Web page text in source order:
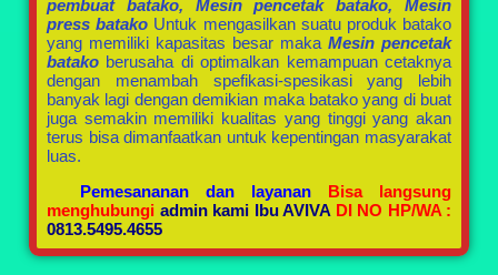
pembuat batako, Mesin pencetak batako, Mesin
press batako Untuk mengasilkan suatu produk batako
yang memiliki kapasitas besar maka Mesin pencetak
batako berusaha di optimalkan kemampuan cetaknya
dengan menambah spefikasi-spesikasi yang lebih
banyak lagi dengan demikian maka batako yang di buat
juga semakin memiliki kualitas yang tinggi yang akan
terus bisa dimanfaatkan untuk kepentingan masyarakat
luas.
Pemesananan dan layanan Bisa langsung
menghubungi admin kami Ibu AVIVA DI NO HP/WA :
0813.5495.4655